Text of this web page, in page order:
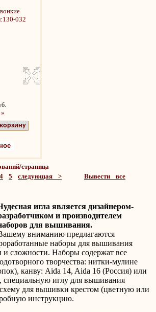
страница
4 5 следующая > Вывести все
игла является дизайнером-
и производителем
для вышивания.
вниманию предлагаются
наборы для вышивания
и сложности. Наборы содержат все
творчества: нитки-мулине
канву: Aida 14, Aida 16 (Россия) или
специальную иглу для вышивания
для вышивки крестом (цветную или
инструкцию.